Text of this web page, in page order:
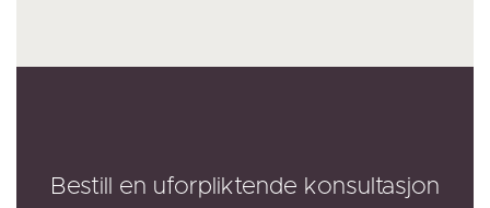
Bestill en uforpliktende konsultasjon